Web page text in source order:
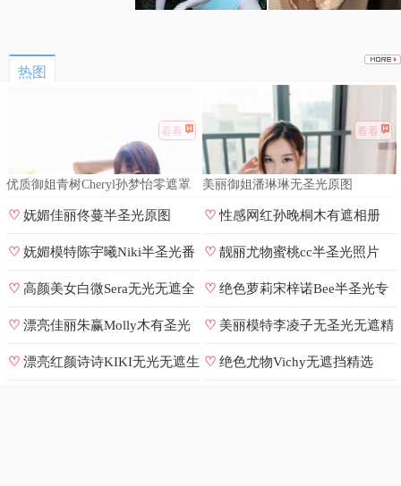
热图
看看
优质御姐青树Cheryl孙梦怡零遮罩
看看
美丽御姐潘琳琳无圣光原图
♡妩媚佳丽佟蔓半圣光原图 ♡性感网红孙晚桐木有遮相册
♡妩媚模特陈宇曦Niki半圣光番
号
♡ 靓丽尤物蜜桃cc半圣光照片
♡高颜美女白微Sera无光无遮全
集
♡ 绝色萝莉宋梓诺Bee半圣光专
辑
♡漂亮佳丽朱赢Molly木有圣光
原图
♡ 美丽模特李凌子无圣光无遮精
选
♡漂亮红颜诗诗KIKI无光无遮生 ♡ 绝色尤物Vichy无遮挡精选